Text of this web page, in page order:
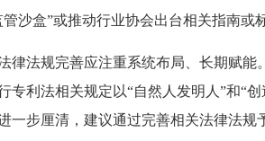
管沙盒”或推动行业协会出台相关指南或
律法规完善应注重系统布局、长期赋能
专利法相关规定以“自然人发明人”和“
一步厘清，建议通过完善相关法律法